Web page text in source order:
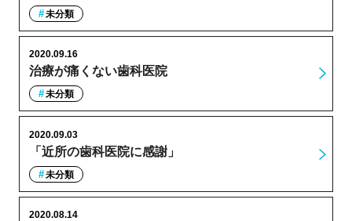
未分類
治療が痛くない歯科医院
2020.09.16
未分類
「近所の歯科医院に感謝」
2020.09.03
未分類
2020.08.14